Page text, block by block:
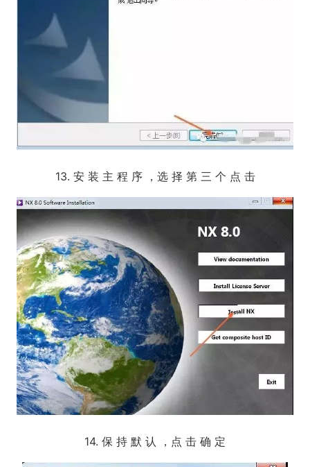
13. 安 装 主 程 序 ，选 择 第 三 个 点 击
14. 保 持 默 认 ，点 击 确 定